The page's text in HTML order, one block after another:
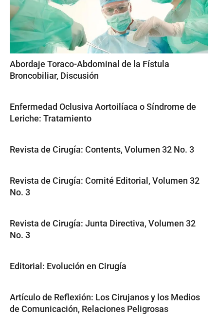
Abordaje Toraco-Abdominal de la Fístula
Broncobiliar, Discusión
Enfermedad Oclusiva Aortoilíaca o Síndrome de
Leriche: Tratamiento
Revista de Cirugía: Contents, Volumen 32 No. 3
Revista de Cirugía: Comité Editorial, Volumen 32
No. 3
Revista de Cirugía: Junta Directiva, Volumen 32
No. 3
Editorial: Evolución en Cirugía
Artículo de Reflexión: Los Cirujanos y los Medios
de Comunicación, Relaciones Peligrosas